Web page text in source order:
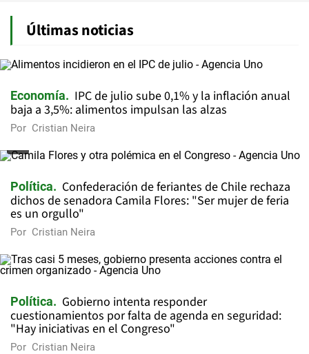
Últimas noticias
Economía
IPC de julio sube 0,1% y la inflación anual
baja a 3,5%: alimentos impulsan las alzas
Por Cristian Neira
Política
Confederación de feriantes de Chile rechaza
dichos de senadora Camila Flores: "Ser mujer de feria
es un orgullo"
Por Cristian Neira
Política
Gobierno intenta responder
cuestionamientos por falta de agenda en seguridad:
"Hay iniciativas en el Congreso"
Por Cristian Neira